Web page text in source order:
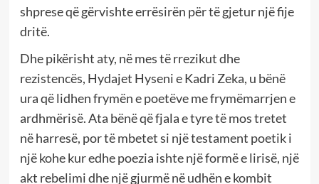
shprese që gërvishte errësirën për të gjetur një fije
dritë.
Dhe pikërisht aty, në mes të rrezikut dhe
rezistencës, Hydajet Hyseni e Kadri Zeka, u bënë
ura që lidhen frymën e poetëve me frymëmarrjen e
ardhmërisë. Ata bënë që fjala e tyre të mos tretet
në harresë, por të mbetet si një testament poetik i
një kohe kur edhe poezia ishte një formë e lirisë, një
akt rebelimi dhe një gjurmë në udhën e kombit